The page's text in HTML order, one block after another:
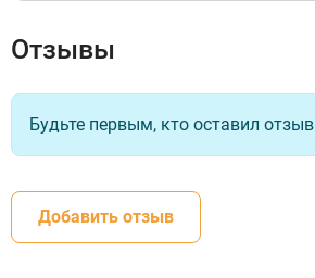
Отзывы
Будьте первым, кто оставил отзыв
Добавить отзыв